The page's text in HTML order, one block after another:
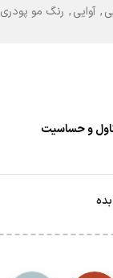
, آوایی, رنگ مو پودری
و حساسیت